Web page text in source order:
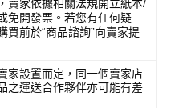
賣家依據相關法規開立紙本/
免開發票。若您有任何疑
買前於“商品諮詢”向賣家提
家設置而定，同一個賣家店
之運送合作夥伴亦可能有差